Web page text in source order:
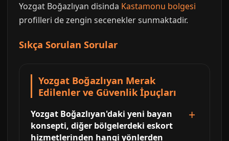
Yozgat Boğazlıyan disinda Kastamonu bolgesi
profilleri de zengin secenekler sunmaktadir.
Sıkça Sorulan Sorular
Yozgat Boğazlıyan Merak
Edilenler ve Güvenlik İpuçları
Yozgat Boğazlıyan'daki yeni bayan
konsepti, diğer bölgelerdeki eskort
hizmetlerinden hangi yönlerden